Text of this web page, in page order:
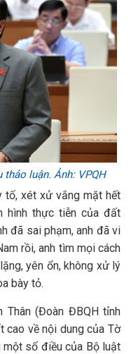
luận. Ảnh: VPQH
tố, xét xử vắng mặt hết
hình thực tiễn của đất
đã sai phạm, anh đã vi
rồi, anh tìm mọi cách
yên ổn, không xử lý
bày tỏ.
Thân (Đoàn ĐBQH tỉnh
cao về nội dung của Tờ
số điều của Bộ luật